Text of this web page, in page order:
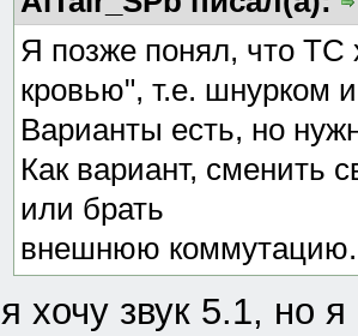
Я позже понял, что ТС
кровью", т.е. шнурком
Варианты есть, но
Как вариант, сменить
или брать
внешнюю коммутацию.
я хочу звук 5.1, но